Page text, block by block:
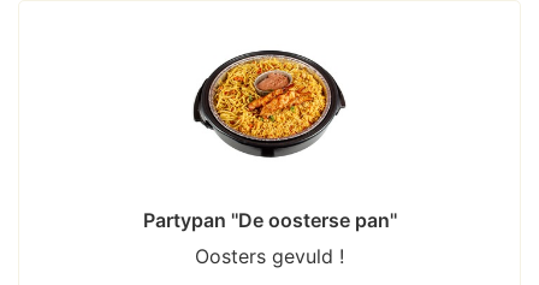
Partypan ''De oosterse pan''
Oosters gevuld !